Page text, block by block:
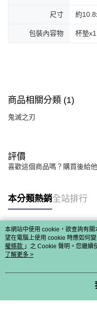
尺寸 約
包裝內容物 杯墊x1
商品相關分類 (1)
鬼滅之刃
評價
喜歡這個商品嗎？購買後給
本分類熱銷全站排行
熱門標籤
本網站中使用 cookie，欲查詢有
望在電腦上使用 cookie 時應如何
權條款 」之 Cookie 聲明。您繼續
用條款之 Cookie 聲明使用 cookie。
了解更多 >